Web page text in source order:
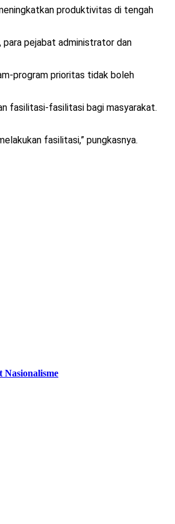
produktivitas di tengah
pejabat administrator dan
program prioritas tidak boleh
fasilitasi-fasilitasi bagi masyarakat.
fasilitasi,” pungkasnya.